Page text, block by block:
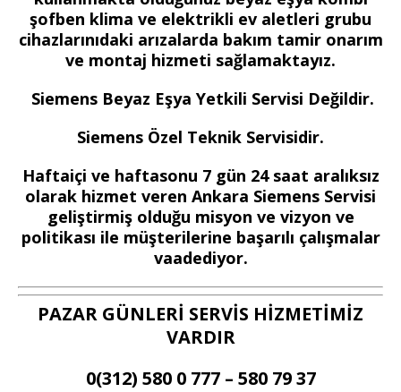
şofben klima ve elektrikli ev aletleri grubu
cihazlarınıdaki arızalarda bakım tamir onarım
ve montaj hizmeti sağlamaktayız.
Siemens Beyaz Eşya Yetkili Servisi Değildir.
Siemens Özel Teknik Servisidir.
Haftaiçi ve haftasonu 7 gün 24 saat aralıksız
olarak hizmet veren Ankara Siemens Servisi
geliştirmiş olduğu misyon ve vizyon ve
politikası ile müşterilerine başarılı çalışmalar
vaadediyor.
PAZAR GÜNLERİ SERVİS HİZMETİMİZ
VARDIR
0(312) 580 0 777 – 580 79 37